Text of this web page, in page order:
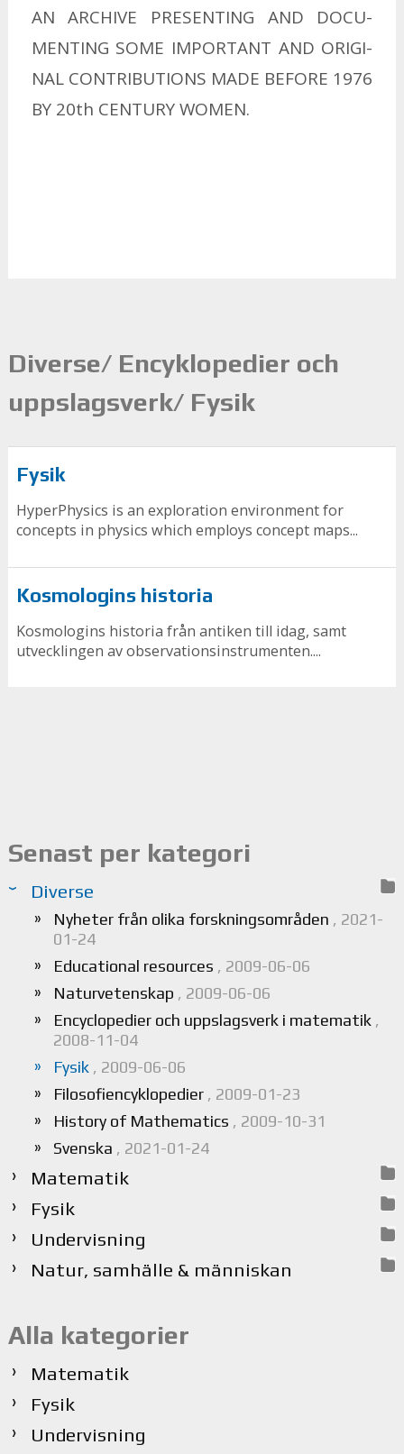
AN AR­CHI­VE PRE­SEN­TING AND DOCU­
MEN­TING SOME IM­POR­TANT AND ORI­GI­
NAL CON­TRI­BU­TIONS MADE BE­FO­RE 1976
BY 20th CEN­TU­RY WO­MEN.
Diverse/ Encyklopedier och
uppslagsverk/ Fysik
Fysik
HyperPhysics is an exploration environment for
concepts in physics which employs concept maps...
Kosmologins historia
Kosmologins historia från antiken till idag, samt
utvecklingen av observationsinstrumenten....
Senast per kategori
Diverse
Nyheter från olika forskningsområden , 2021-
01-24
Educational resources , 2009-06-06
Naturvetenskap , 2009-06-06
Encyclopedier och uppslagsverk i matematik ,
2008-11-04
Fysik , 2009-06-06
Filosofiencyklopedier , 2009-01-23
History of Mathematics , 2009-10-31
Svenska , 2021-01-24
Matematik
Fysik
Undervisning
Natur, samhälle & människan
Alla kategorier
Matematik
Fysik
Undervisning